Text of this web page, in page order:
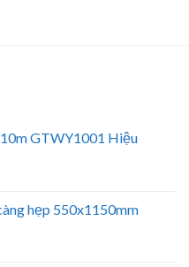
GTWY1001 Hiệu
hẹp 550x1150mm